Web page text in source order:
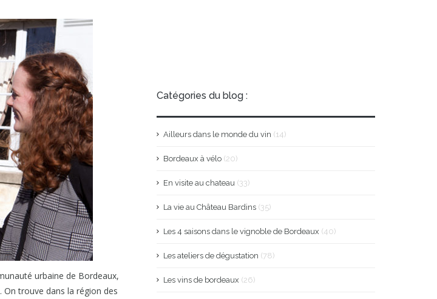
urbaine de Bordeaux,
On trouve dans la région des
Catégories du blog :
Ailleurs dans le monde du vin (14)
Bordeaux à vélo (20)
En visite au chateau (33)
La vie au Château Bardins (35)
Les 4 saisons dans le vignoble de Bordeaux (40)
Les ateliers de dégustation (78)
Les vins de bordeaux (26)